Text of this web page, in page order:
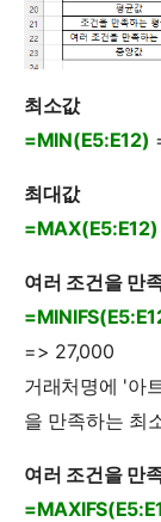
최소값
=MIN(E5:E12)
최대값
=MAX(E5:E12)
여러 조건을 만
=> 27,000
거래처명에 '아
을 만족하는 최
여러 조건을 만